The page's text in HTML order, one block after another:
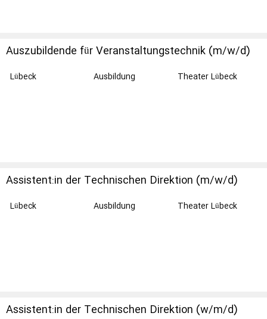
Auszubildende für Veranstaltungstechnik (m/w/d)
Lübeck Ausbildung
Theater Lübeck
Assistent:in der Technischen Direktion (m/w/d)
Lübeck Ausbildung
Theater Lübeck
Assistent:in der Technischen Direktion (w/m/d)